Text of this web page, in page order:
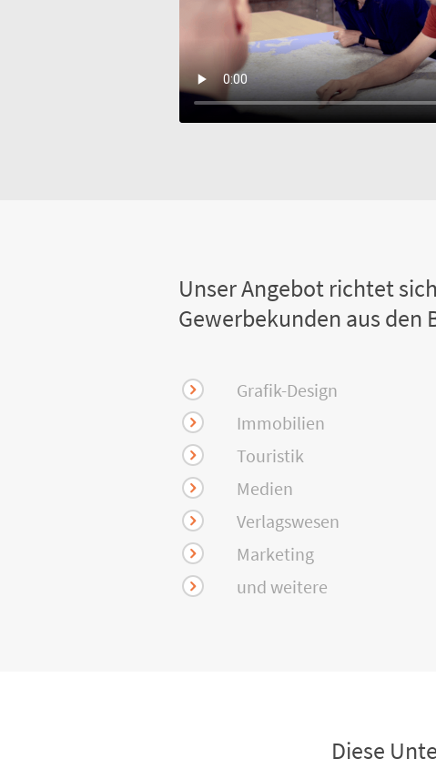
Unser Angebot richtet
Gewerbekunden aus den
Grafik-Design
Immobilien
Touristik
Medien
Verlagswesen
Marketing
und weitere
Diese